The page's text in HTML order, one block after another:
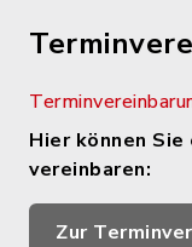
Hier können
vereinbaren:
Zur